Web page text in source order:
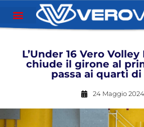
L’Under 16 Vero
chiude il girone al
passa ai quarti
24 Maggio 2024